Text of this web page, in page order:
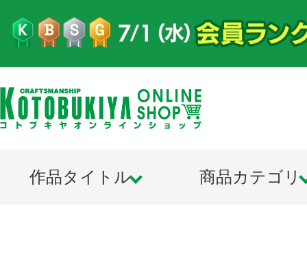
作品タイトル 商品カテゴリ